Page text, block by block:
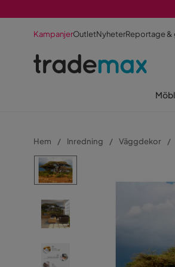
KampanjerOutletNyheterReportage &
Hem Inredning Väggdekor